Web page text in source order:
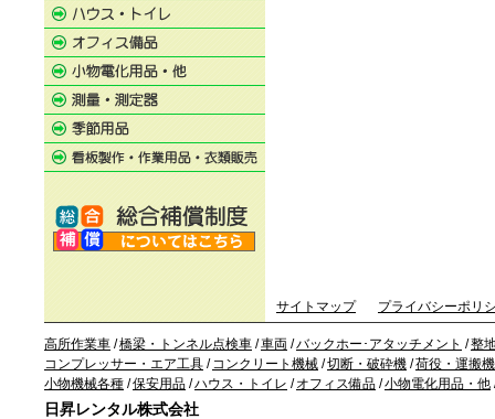
サイトマップ プライバシーポリ
高所作業車 /橋梁・トンネル点検車 /車両 /バックホー･アタッチメント /整
コンプレッサー・エア工具 / コンクリート機械 /切断・破砕機 /荷役・運搬
小物機械各種 /保安用品 /ハウス・トイレ / オフィス備品 /小物電化用品・他
日昇レンタル株式会社